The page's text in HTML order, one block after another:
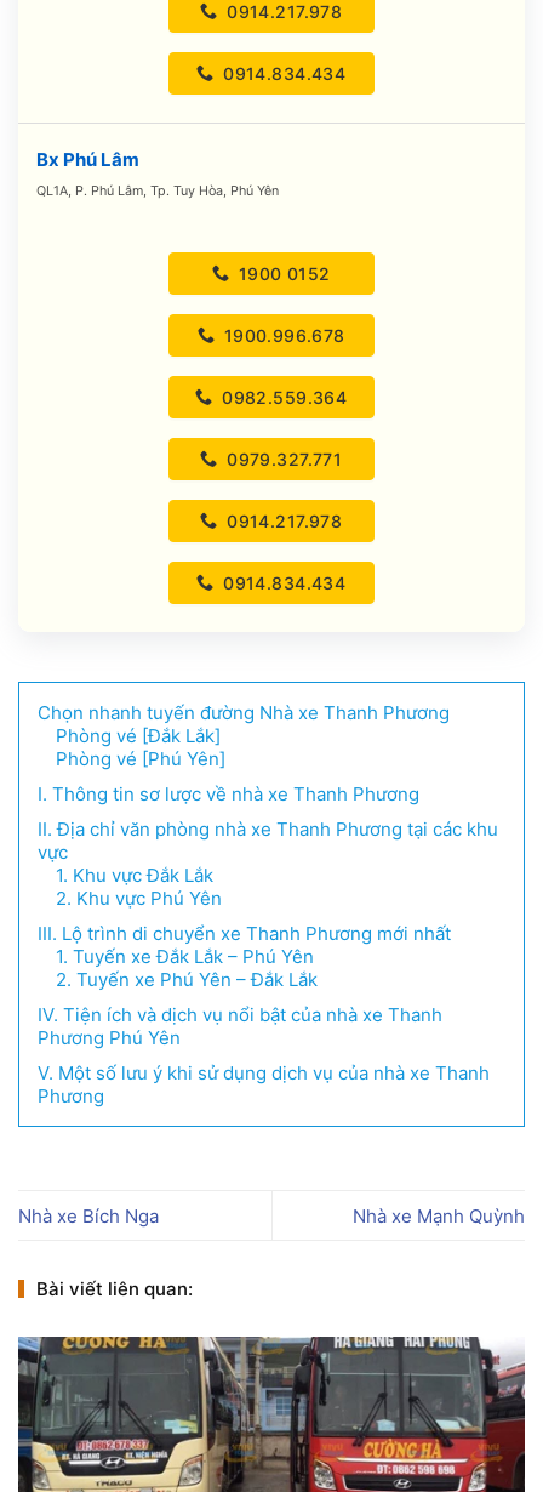
0914.217.978
0914.834.434
Bx Phú Lâm
QL1A, P. Phú Lâm, Tp. Tuy Hòa, Phú Yên
1900 0152
1900.996.678
0982.559.364
0979.327.771
0914.217.978
0914.834.434
Chọn nhanh tuyến đường Nhà xe Thanh Phương
Phòng vé [Đắk Lắk]
Phòng vé [Phú Yên]
I. Thông tin sơ lược về nhà xe Thanh Phương
II. Địa chỉ văn phòng nhà xe Thanh Phương tại các khu
vực
1. Khu vực Đắk Lắk
2. Khu vực Phú Yên
III. Lộ trình di chuyển xe Thanh Phương mới nhất
1. Tuyến xe Đắk Lắk – Phú Yên
2. Tuyến xe Phú Yên – Đắk Lắk
IV. Tiện ích và dịch vụ nổi bật của nhà xe Thanh
Phương Phú Yên
V. Một số lưu ý khi sử dụng dịch vụ của nhà xe Thanh
Phương
Nhà xe Bích Nga Nhà xe Mạnh Quỳnh
Bài viết liên quan: